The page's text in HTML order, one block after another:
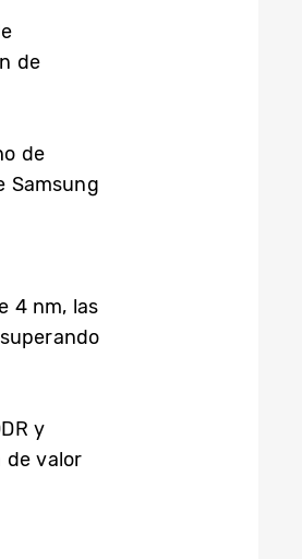
de
de
Samsung
4 nm, las
y
de valor